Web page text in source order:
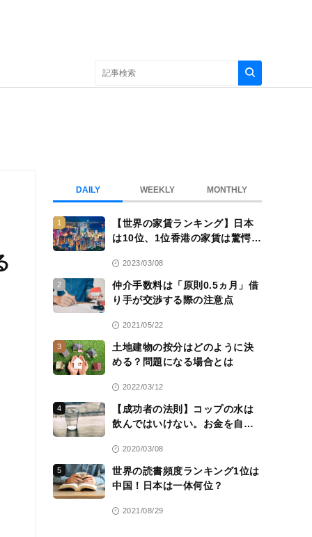
DAILY WEEKLY MONTHLY
1
【世界の家賃ランキング】日本
は10位、1位香港の家賃は驚愕
2023/03/08
2
仲介手数料は「原則0.5ヵ月」借
り手が交渉する際の注意点
2021/05/22
3
土地建物の按分はどのように決
める？問題になる場合とは
2022/03/12
4
【成功者の法則】コップの水は
飲んではいけない。お金を自分
える2020/03/08
5
世界の読書頻度ランキング1位は
中国！日本は一体何位？
2021/08/29